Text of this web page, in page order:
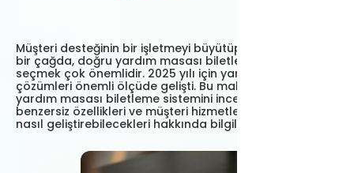
Müşteri desteğinin bir işletmeyi büyütüp küçültebildiği
bir çağda, doğru yardım masası biletleme sistemini
seçmek çok önemlidir. 2025 yılı için yardım masası
çözümleri önemli ölçüde gelişti. Bu makale, en iyi 17
yardım masası biletleme sistemini inceleyerek,
benzersiz özellikleri ve müşteri hizmetleri deneyiminizi
nasıl geliştirebilecekleri hakkında bilgiler sunuyor.